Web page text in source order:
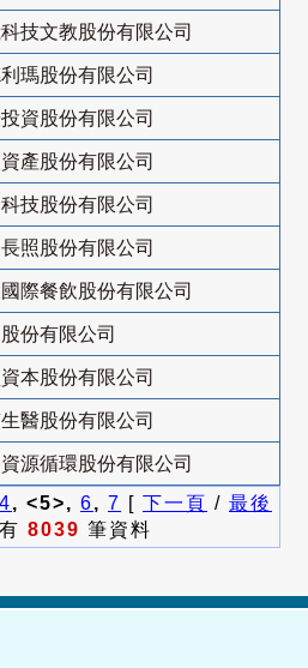
技文教股份有限公司
瑪股份有限公司
資股份有限公司
產股份有限公司
技股份有限公司
照股份有限公司
際餐飲股份有限公司
份有限公司
本股份有限公司
醫股份有限公司
源循環股份有限公司
4, <5>, 6, 7 [ 下一頁 / 最後
8039 筆資料